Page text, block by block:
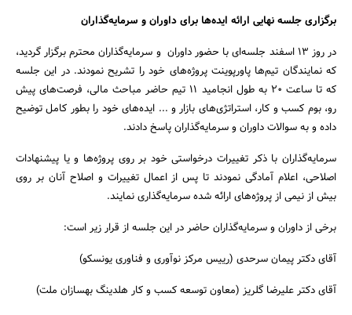
برگزاری جلسه نهایی ارائه ایده‌ها برای داوران و سرمایه‌گذاران
در روز 13 اسفند جلسه‌ای با حضور داوران و سرمایه‌گذاران محترم برگزار گردید،
که نمایندگان تیم‌ها پاورپوینت پروژه‌های خود را تشریح نمودند. در این جلسه
که تا ساعت 20 به طول انجامید 11 تیم حاضر مباحث مالی، فرصت‌های پیش
رو، بوم کسب و کار، استراتژی‌های بازار و ... ایده‌های خود را بطور کامل توضیح
داده و به سوالات داوران و سرمایه‌گذاران پاسخ دادند.
سرمایه‌گذاران با ذکر تغییرات درخواستی خود بر روی پروژه‌ها و یا پیشنهادات
اصلاحی، اعلام آمادگی نمودند تا پس از اعمال تغییرات و اصلاح آنان بر روی
بیش از نیمی از پروژه‌های ارائه شده سرمایه‌گذاری نمایند.
برخی از داوران و سرمایه‌گذاران حاضر در این جلسه از قرار زیر است:
آقای دکتر پیمان سرحدی (رییس مرکز نوآوری و فناوری یونسکو)
آقای دکتر علیرضا گلریز (معاون توسعه کسب و کار هلدینگ بهسازان ملت)